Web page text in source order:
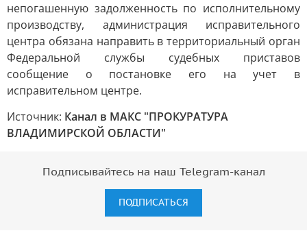
непогашенную задолженность по исполнительному
производству, администрация исправительного
центра обязана направить в территориальный орган
Федеральной службы судебных приставов
сообщение о постановке его на учет в
исправительном центре.
Источник: Канал в МАКС "ПРОКУРАТУРА
ВЛАДИМИРСКОЙ ОБЛАСТИ"
Подписывайтесь на наш Telegram-канал
ПОДПИСАТЬСЯ